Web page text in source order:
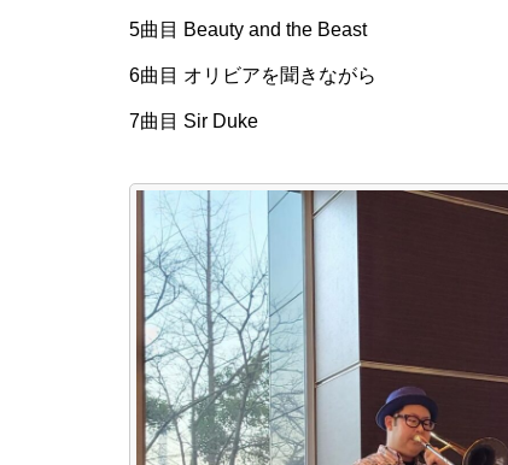
5曲目 Beauty and the Beast
6曲目 オリビアを聞きながら
7曲目 Sir Duke